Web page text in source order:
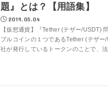
題』とは？【用語集】
2019.05.04
【仮想通貨】『Tether (テザー/USDT)
ブルコインの１つであるTether (テザ
社が発行しているトークンのことで、